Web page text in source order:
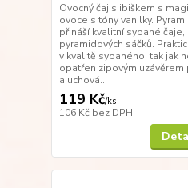
Ovocný čaj s ibiškem s
ovoce s tóny vanilky.
přináší kvalitní sypané
pyramidových sáčků.
v kvalitě sypaného, tak jak
opatřen zipovým
a uchová...
119 Kč/ks
106 Kč bez DPH